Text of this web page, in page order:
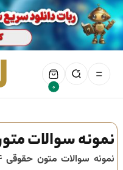
0
نمونه سوالات متون
نمونه سوالات متون حقوقی ۴